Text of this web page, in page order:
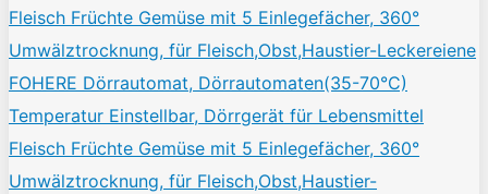
FOHERE Dörrautomat, Dörrautomaten(35-70°C)
Temperatur Einstellbar, Dörrgerät für Lebensmittel
Fleisch Früchte Gemüse mit 5 Einlegefächer, 360°
Umwälztrocknung, für Fleisch,Obst,Haustier-